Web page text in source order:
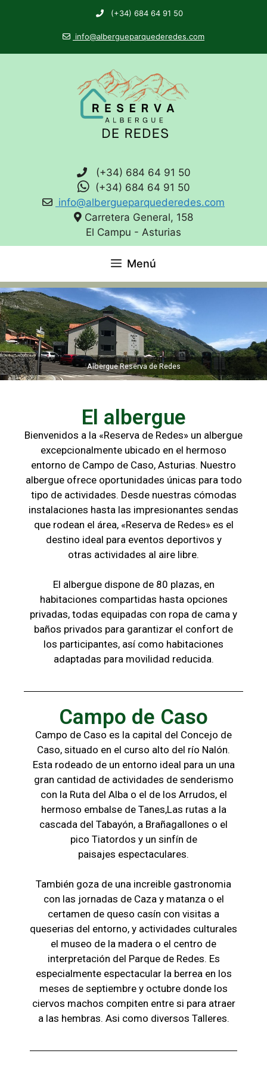
(+34) 684 64 91 50
info@albergueparquederedes.com
(+34) 684 64 91 50
(+34) 684 64 91 50
info@albergueparquederedes.com
Carretera General, 158
El Campu - Asturias
Menú
Albergue Reserva de Redes
El albergue
Bienvenidos a la «Reserva de Redes» un albergue
excepcionalmente ubicado en el hermoso
entorno de Campo de Caso, Asturias. Nuestro
albergue ofrece oportunidades únicas para todo
tipo de actividades. Desde nuestras cómodas
instalaciones hasta las impresionantes sendas
que rodean el área, «Reserva de Redes» es el
destino ideal para eventos deportivos y
otras actividades al aire libre.
El albergue dispone de 80 plazas, en
habitaciones compartidas hasta opciones
privadas, todas equipadas con ropa de cama y
baños privados para garantizar el confort de
los participantes, así como habitaciones
adaptadas para movilidad reducida.
Campo de Caso
Campo de Caso es la capital del Concejo de
Caso, situado en el curso alto del río Nalón.
Esta rodeado de un entorno ideal para un una
gran cantidad de actividades de senderismo
con la Ruta del Alba o el de los Arrudos, el
hermoso embalse de Tanes,Las rutas a la
cascada del Tabayón, a Brañagallones o el
pico Tiatordos y un sinfín de
paisajes espectaculares.
También goza de una increible gastronomia
con las jornadas de Caza y matanza o el
certamen de queso casín con visitas a
queserias del entorno, y actividades culturales
el museo de la madera o el centro de
interpretación del Parque de Redes. Es
especialmente espectacular la berrea en los
meses de septiembre y octubre donde los
ciervos machos compiten entre si para atraer
a las hembras. Asi como diversos Talleres.